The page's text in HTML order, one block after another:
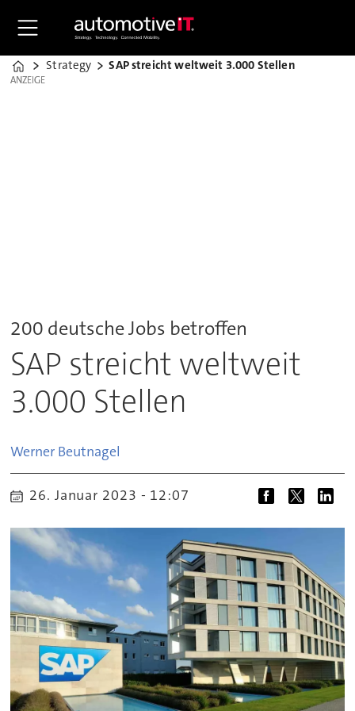
Home
Strategy SAP streicht weltweit 3.000 Stellen
ANZEIGE
ANZEIGE
200 deutsche Jobs betroffen
SAP streicht weltweit
3.000 Stellen
Werner Beutnagel
26. Januar 2023 - 12:07